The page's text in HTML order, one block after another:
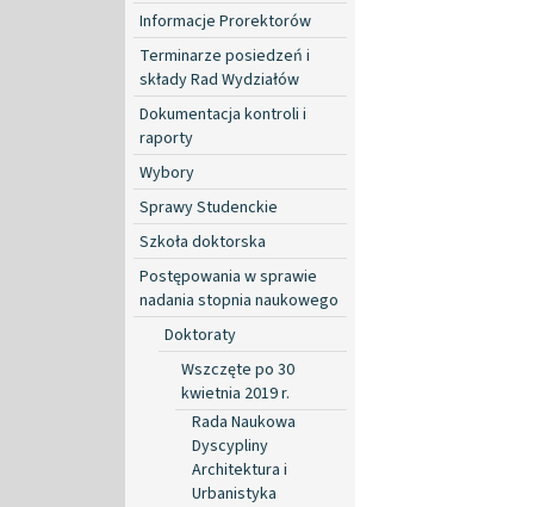
Informacje Prorektorów
Terminarze posiedzeń i
składy Rad Wydziałów
Dokumentacja kontroli i
raporty
Wybory
Sprawy Studenckie
Szkoła doktorska
Postępowania w sprawie
nadania stopnia naukowego
Doktoraty
Wszczęte po 30
kwietnia 2019 r.
Rada Naukowa
Dyscypliny
Architektura i
Urbanistyka